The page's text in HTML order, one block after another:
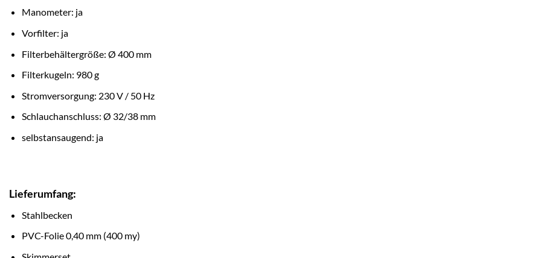
Manometer: ja
Vorfilter: ja
Filterbehältergröße: Ø 400 mm
Filterkugeln: 980 g
Stromversorgung: 230 V / 50 Hz
Schlauchanschluss: Ø 32/38 mm
selbstansaugend: ja
Lieferumfang:
Stahlbecken
PVC-Folie 0,40 mm (400 my)